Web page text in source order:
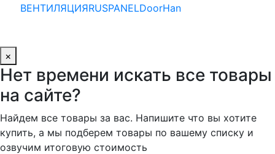
ВЕНТИЛЯЦИЯRUSPANELDoorHan
×
Нет времени искать все товары
на сайте?
Найдем все товары за вас. Напишите что вы хотите
купить, а мы подберем товары по вашему списку и
озвучим итоговую стоимость